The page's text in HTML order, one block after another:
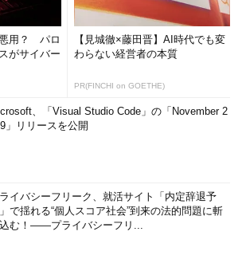
用？ パロ
がサイバー
【見城徹×藤田晋】AI時代でも変
わらない経営者の本質
PR(FINCHI on GOETHE)
、「Visual Studio Code」の「November 2
」リリースを公開
イバシーフリーク、就活サイト「内定辞退予
で揺れる“個人スコア社会”到来の法的問題に斬
む！――プライバシーフリ...